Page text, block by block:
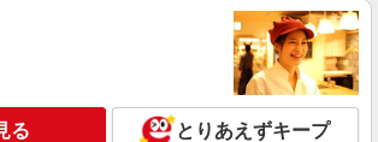
る とりあえずキープ